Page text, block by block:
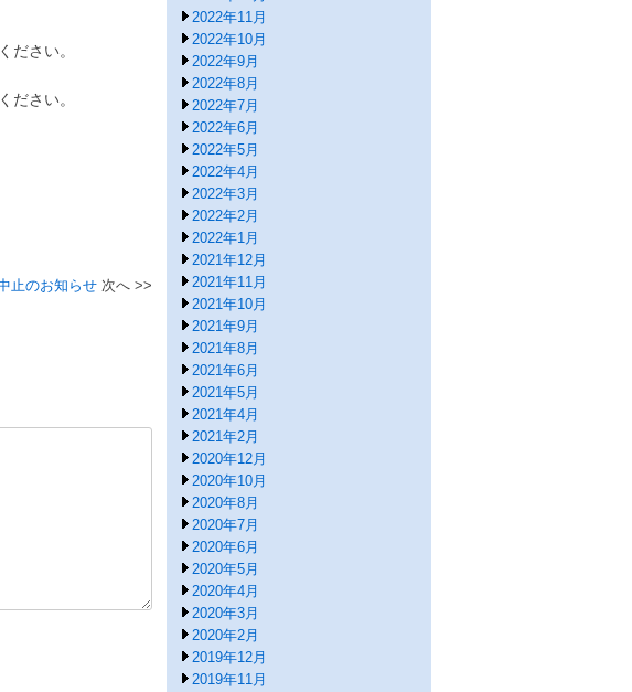
ださい。
ださい。
止のお知らせ
2022年11月
2022年10月
2022年9月
2022年8月
2022年7月
2022年6月
2022年5月
2022年4月
2022年3月
2022年2月
2022年1月
2021年12月
2021年11月
2021年10月
2021年9月
2021年8月
2021年6月
2021年5月
2021年4月
2021年2月
2020年12月
2020年10月
2020年8月
2020年7月
2020年6月
2020年5月
2020年4月
2020年3月
2020年2月
2019年12月
2019年11月